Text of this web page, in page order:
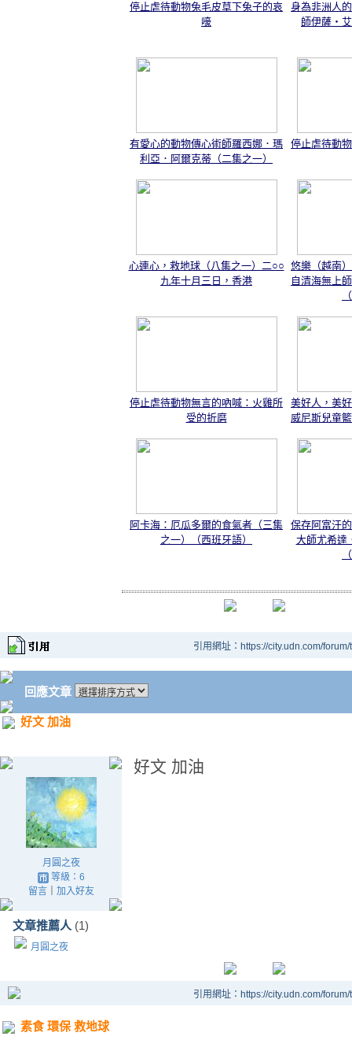
停止虐待動物兔毛皮草下兔子的哀
嚎
身為非洲人
師伊薩‧
有愛心的動物傳心術師羅西娜．瑪
利亞．阿爾克蒂（二集之一）
停止虐待動
心連心，救地球（八集之一）二○○
九年十月三日，香港
悠樂（越南
自清海無上
停止虐待動物無言的吶喊：火雞所
受的折磨
美好人，美
威尼斯兒童
阿卡海：厄瓜多爾的食氣者（三集
之一）（西班牙語）
保存阿富汗
大師尤希達
引用網址：https://city.udn.com/
回應文章
好文 加油
月圓之夜
等級：6
留言｜ 加入好友
文章推薦人 (1)
月圓之夜
好文 加油
引用網址：https://city.udn.com/
素食 環保 救地球